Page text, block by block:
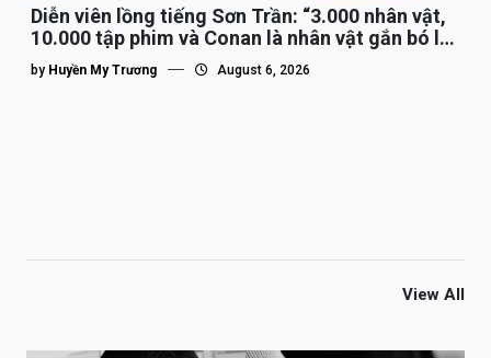
Diễn viên lồng tiếng Sơn Trần: “3.000 nhân vật,
10.000 tập phim và Conan là nhân vật gắn bó lâu
nhất”
by Huyền My Trương August 6, 2026
View All